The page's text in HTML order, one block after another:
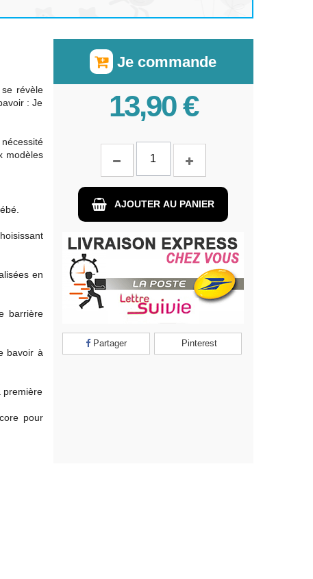
révèle
: Je
modèles
en
barrière
bavoir à
première
pour
Je commande
13,90 €
AJOUTER AU PANIER
Partager Pinterest